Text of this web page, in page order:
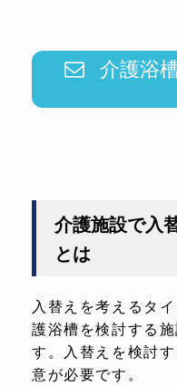
介護浴
介護施設で入
とは
入替えを考えるタ
護浴槽を検討する
す。入替えを検討
意が必要です。